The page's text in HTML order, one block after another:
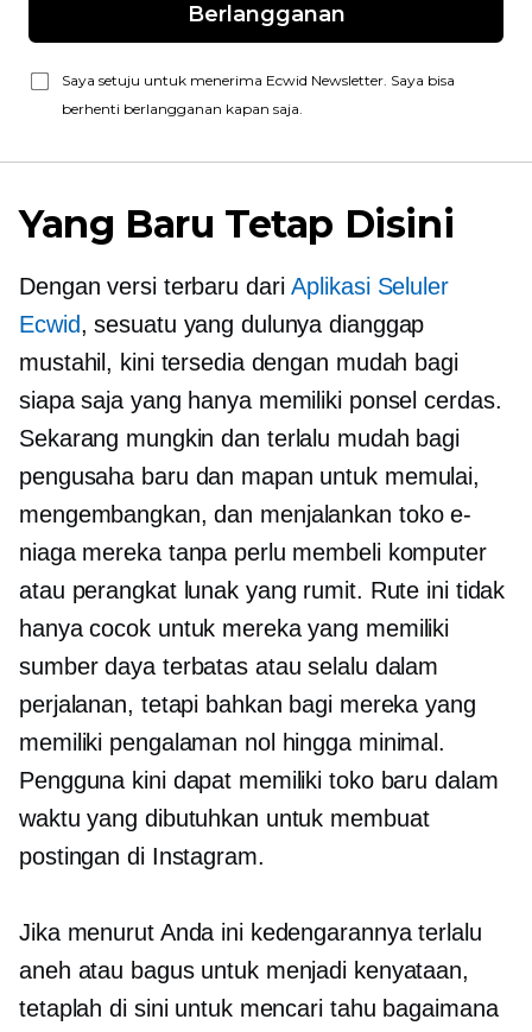
Berlangganan
Saya setuju untuk menerima Ecwid Newsletter. Saya bisa
berhenti berlangganan kapan saja.
Yang Baru Tetap Disini
Dengan versi terbaru dariAplikasi Seluler
Ecwid, sesuatu yang dulunya dianggap
mustahil, kini tersedia dengan mudah bagi
siapa saja yang hanya memiliki ponsel cerdas.
Sekarang mungkin dan terlalu mudah bagi
pengusaha baru dan mapan untuk memulai,
mengembangkan, dan menjalankan toko e-
niaga mereka tanpa perlu membeli komputer
atau perangkat lunak yang rumit. Rute ini tidak
hanya cocok untuk mereka yang memiliki
sumber daya terbatas atau selalu dalam
perjalanan, tetapi bahkan bagi mereka yang
memiliki pengalaman nol hingga minimal.
Pengguna kini dapat memiliki toko baru dalam
waktu yang dibutuhkan untuk membuat
postingan di Instagram.
Jika menurut Anda ini kedengarannya terlalu
aneh atau bagus untuk menjadi kenyataan,
tetaplah di sini untuk mencari tahu bagaimana